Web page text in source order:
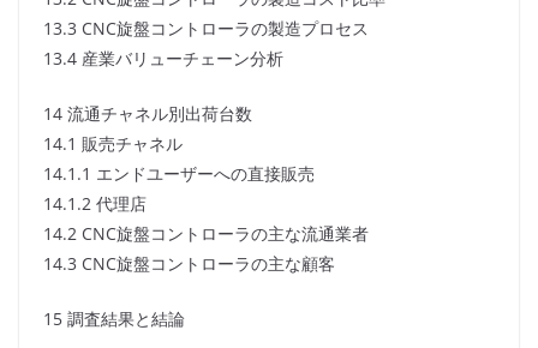
13.3 CNC旋盤コントローラの製造プロセス
13.4 産業バリューチェーン分析
14 流通チャネル別出荷台数
14.1 販売チャネル
14.1.1 エンドユーザーへの直接販売
14.1.2 代理店
14.2 CNC旋盤コントローラの主な流通業者
14.3 CNC旋盤コントローラの主な顧客
15 調査結果と結論